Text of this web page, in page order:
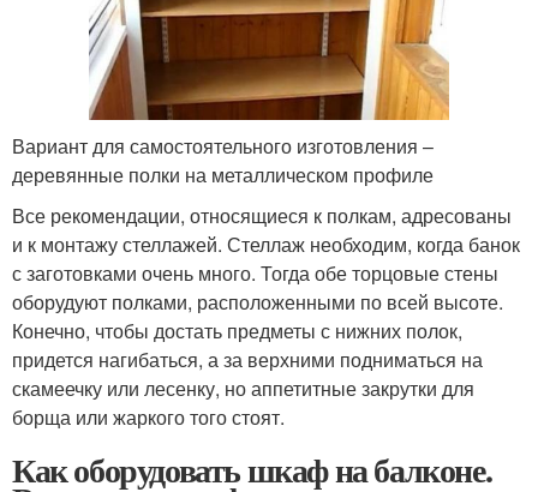
Вариант для самостоятельного изготовления –
деревянные полки на металлическом профиле
Все рекомендации, относящиеся к полкам, адресованы
и к монтажу стеллажей. Стеллаж необходим, когда банок
с заготовками очень много. Тогда обе торцовые стены
оборудуют полками, расположенными по всей высоте.
Конечно, чтобы достать предметы с нижних полок,
придется нагибаться, а за верхними подниматься на
скамеечку или лесенку, но аппетитные закрутки для
борща или жаркого того стоят.
Как оборудовать шкаф на балконе.